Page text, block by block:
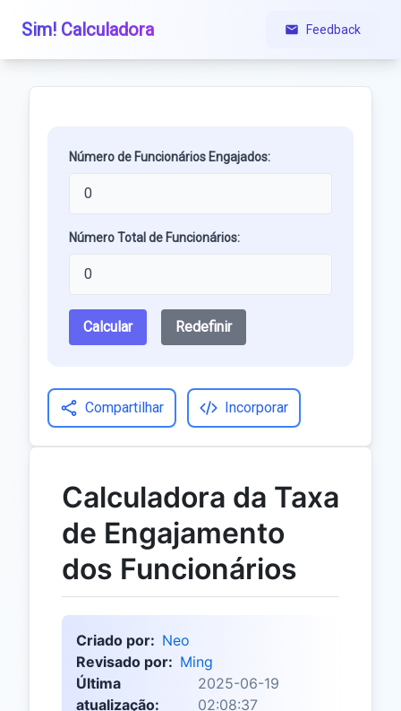
Sim! Calculadora Feedback
Número de Funcionários Engajados:
Número Total de Funcionários:
Calcular Redefinir
Compartilhar Incorporar
Calculadora da Taxa
de Engajamento
dos Funcionários
Criado por: Neo
Revisado por: Ming
Última
atualização:
2025-06-19
02:08:37